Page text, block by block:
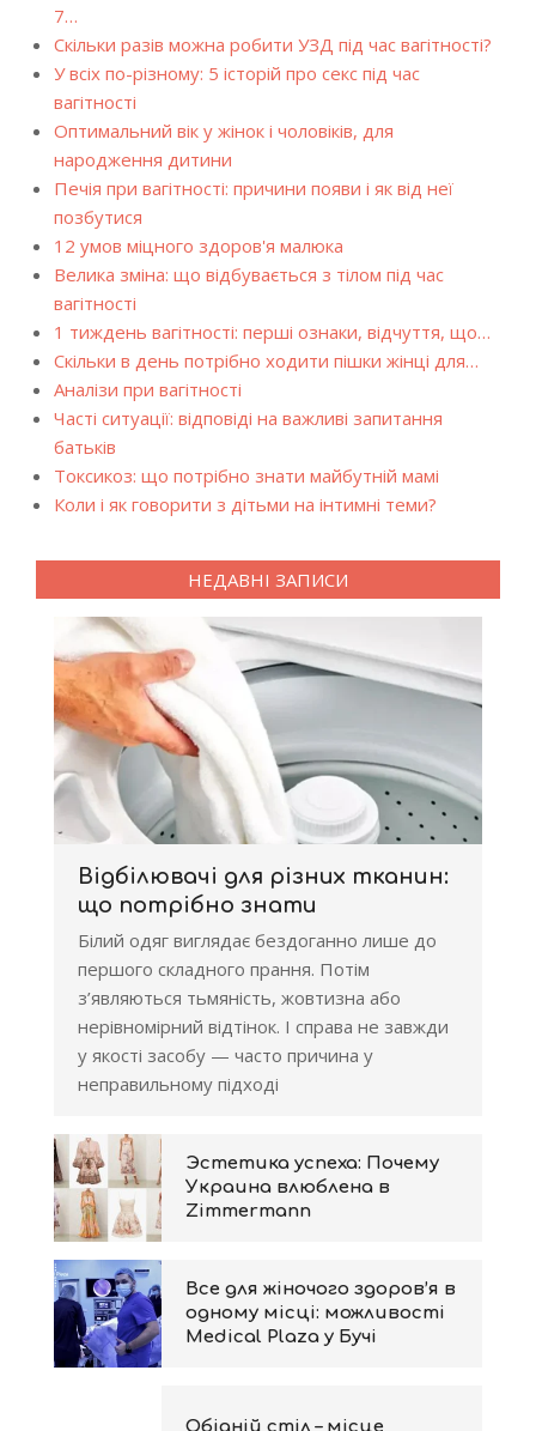
7…
Скільки разів можна робити УЗД під час вагітності?
У всіх по-різному: 5 історій про секс під час
вагітності
Оптимальний вік у жінок і чоловіків, для
народження дитини
Печія при вагітності: причини появи і як від неї
позбутися
12 умов міцного здоров'я малюка
Велика зміна: що відбувається з тілом під час
вагітності
1 тиждень вагітності: перші ознаки, відчуття, що…
Скільки в день потрібно ходити пішки жінці для…
Аналізи при вагітності
Часті ситуації: відповіді на важливі запитання
батьків
Токсикоз: що потрібно знати майбутній мамі
Коли і як говорити з дітьми на інтимні теми?
НЕДАВНІ ЗАПИСИ
Відбілювачі для різних тканин:
що потрібно знати
Білий одяг виглядає бездоганно лише до
першого складного прання. Потім
з’являються тьмяність, жовтизна або
нерівномірний відтінок. І справа не завжди
у якості засобу — часто причина у
неправильному підході
Эстетика успеха: Почему
Украина влюблена в
Zimmermann
Все для жіночого здоров’я в
одному місці: можливості
Medical Plaza у Бучі
Обідній стіл – місце